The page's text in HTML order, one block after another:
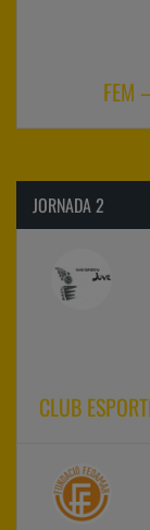
FEM
JORNADA 2
CLUB